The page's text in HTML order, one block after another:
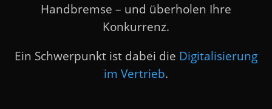
Handbremse – und überholen Ihre
Konkurrenz.
Ein Schwerpunkt ist dabei die Digitalisierung
im Vertrieb.